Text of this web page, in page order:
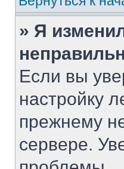
» Я
Если вы
настройку
прежнему
сервере.